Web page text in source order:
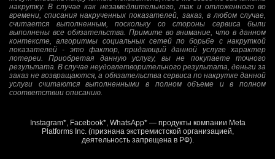
накрутку. В случае как незамедлительного, так и отложенного во
времени, списания накрученных показателей, заказ, в любом случае,
считается выполненным, поскольку со стороны сервиса были
выполнены все обязательства. Примите во внимание, что в данном
контексте, алгоритмы социальных сетей по борьбе с накруткой
показателей - это фактор, придающий данной услуге характер
лотереи. Приобретая данную услугу, вы не покупаете точного
результата. В случае неудовлетворительного результата, деньги за
заказ не возвращаются, а обязательства сервиса по накрутке данной
услуги считаются выполненными в полном объеме и в полном
соответствии описанию.
Instagram*, Facebook*, WhatsApp* — продукты компании Meta
Platforms Inc. (признана экстремистской организацией,
деятельность запрещена в РФ).